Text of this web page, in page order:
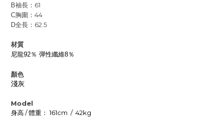
B袖長：61
C胸圍：44
D全長：62.5
材質
尼龍92％ 彈性纖維8％
顏色
淺灰
Model
身高/體重： 161cm / 42kg